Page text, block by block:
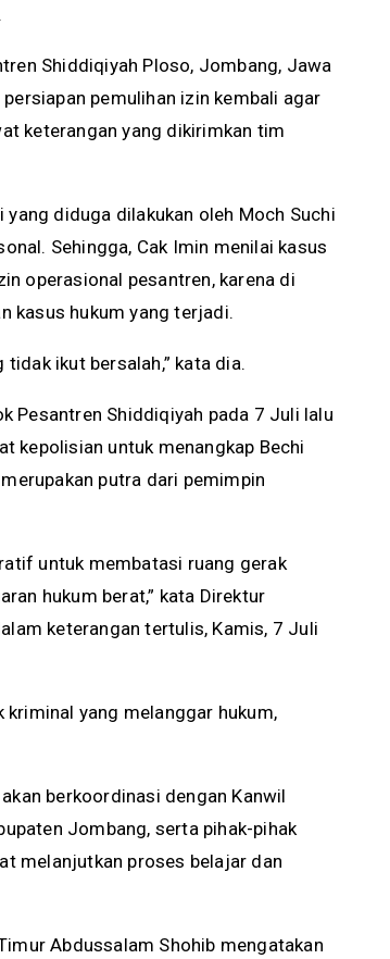
Shiddiqiyah Ploso, Jombang, Jawa
pemulihan izin kembali agar
keterangan yang dikirimkan tim
diduga dilakukan oleh Moch Suchi
Sehingga, Cak Imin menilai kasus
operasional pesantren, karena di
kasus hukum yang terjadi.
ikut bersalah,” kata dia.
Pesantren Shiddiqiyah pada 7 Juli lalu
kepolisian untuk menangkap Bechi
putra dari pemimpin
untuk membatasi ruang gerak
hukum berat,” kata Direktur
keterangan tertulis, Kamis, 7 Juli
kriminal yang melanggar hukum,
berkoordinasi dengan Kanwil
Jombang, serta pihak-pihak
melanjutkan proses belajar dan
Abdussalam Shohib mengatakan